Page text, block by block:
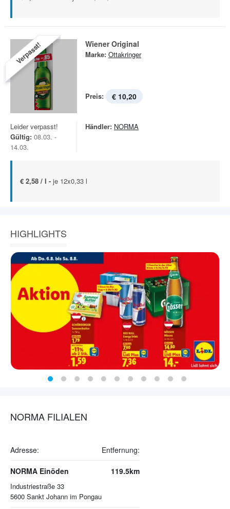
Verpasst! Wiener Original
Marke: Ottakringer
Preis: € 10,20
Leider verpasst!
Gültig: 08.03. -
14.03.
Händler: NORMA
€ 2,58 / l - je 12x0,33 l
HIGHLIGHTS
NORMA FILIALEN
Adresse: Entfernung:
NORMA Einöden
Industriestraße 33
5600 Sankt Johann im Pongau
119.5km